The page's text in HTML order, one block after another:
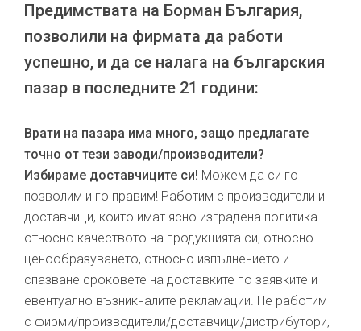
Предимствата на Борман България,
позволили на фирмата да работи
успешно, и да се налага на българския
пазар в последните 21 години:
Врати на пазара има много, защо предлагате
точно от тези заводи/производители?
Избираме доставчиците си! Можем да си го
позволим и го правим! Работим с производители и
доставчици, които имат ясно изградена политика
относно качеството на продукцията си, относно
ценообразуването, относно изпълнението и
спазване сроковете на доставките по заявките и
евентуално възникналите рекламации. Не работим
с фирми/производители/доставчици/дистрибутори,